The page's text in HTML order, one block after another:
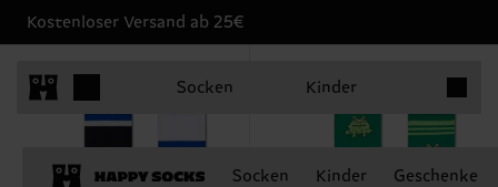
Kostenloser Versand ab 25€
Socken Kinder
Socken Kinder Geschenke